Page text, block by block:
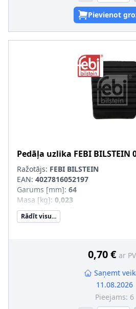
Pievienot
Pedāļa uzlika FEBI BILSTEIN
Ražotājs: FEBI BILSTEIN
EAN: 4027816052197
Garums [mm]: 64
Masa [kg]: 0,023
Materiāls:Gumija
Platums 1 [mm]
Rādīt visu...
0,70 € ar
Saņemt
11.08.2026
Pieejams: 6